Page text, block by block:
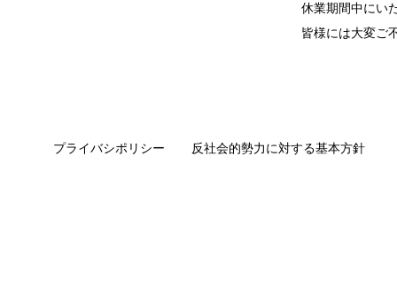
休業期間中にい
皆様には大変ご
プライバシポリシー 反社会的勢力に対する基本方針